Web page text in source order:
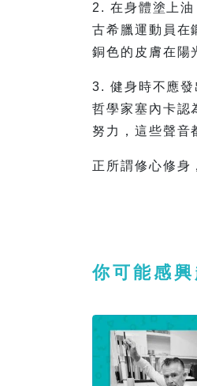
2. 在身體塗上油
古希臘運動員在
銅色的皮膚在陽
3. 健身時不應發
哲學家塞內卡認
努力，這些聲音
正所謂修心修身
你可能感興